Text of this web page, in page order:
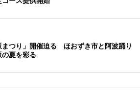
まつり」開催迫る ほおずき市と阿波踊り
夏を彩る